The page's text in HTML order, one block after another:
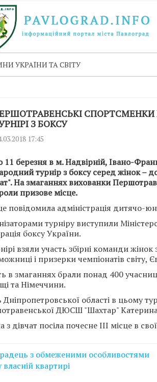
УКРАЇНИ ТА СВІТУ
З БОКСУ
17:45
11 березня в м. Надвірній, Івано-
турнір з боксу серед жінок –
На змаганнях вихованки
призове місце.
повідомила адміністрація дитячо-
турніру виступили
боксу України.
взяли участь збірні команди
і призерки чемпіонатів світу,
в змаганнях брали понад 400
та Німеччини.
Дніпропетровської області в цьому
ДЮСШ "Шахтар" Катерина
з дівчат посіла почесне ІІІ місце в
з обмеженими особливостями
власній квартирі